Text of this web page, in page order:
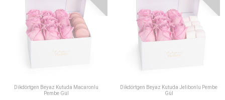
Dikdörtgen Beyaz Kutuda Macaronlu
Pembe Gül
Dikdörtgen Beyaz Kutuda Jelibonlu Pembe
Gül